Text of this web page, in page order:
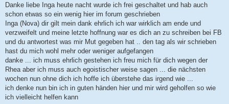
a
g
Danke liebe Inga heute nacht wurde ich frei geschaltet und hab auch
schon etwas so ein wenig hier im forum geschrieben
Inga (Nova) dir gilt mein dank ehrlich ich war wirklich am ende und
verzweifelt und meine letzte hoffnung war es dich an zu schreiben bei FB
und du antwortest was mir Mut gegeben hat .. den tag als wir schrieben
hast du mich wohl mehr oder weniger aufgefangen
danke ... ich muss ehrlich gestehen ich freu mich für dich wegen der
Rhea aber ich muss auch egoistischer weise sagen ... die nächsten
wochen nun ohne dich ich hoffe ich überstehe das irgend wie ...
ich denke nun bin ich in guten händen hier und mir wird geholfen so wie
ich vielleicht helfen kann